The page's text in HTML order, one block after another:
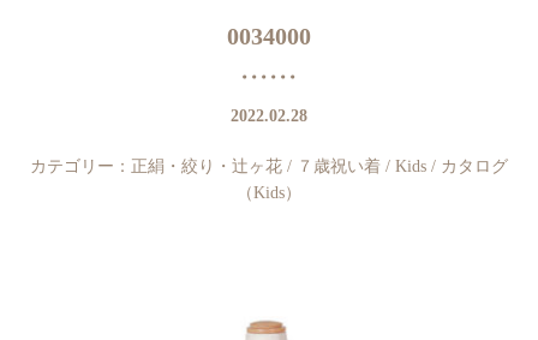
0034000
2022.02.28
カテゴリー： 正絹・絞り・辻ヶ花 / ７歳祝い着 / Kids / カタログ
（Kids）